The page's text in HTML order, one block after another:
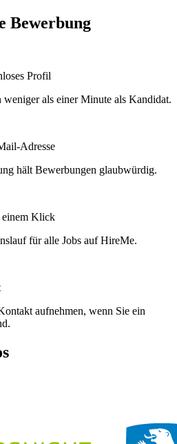
Bewerbung
Profil
weniger als einer Minute als Kandidat.
Adresse
hält Bewerbungen glaubwürdig.
einem Klick
für alle Jobs auf HireMe.
aufnehmen, wenn Sie ein